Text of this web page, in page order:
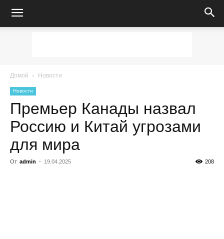
Домой Новости
Новости
Премьер Канады назвал
Россию и Китай угрозами
для мира
От admin - 19.04.2025 208